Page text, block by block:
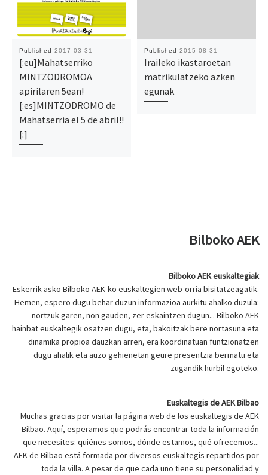
Published 2017-03-31
[:eu]Mahatserriko
MINTZODROMOA
apirilaren 5ean!
[:es]MINTZODROMO de
Mahatserria el 5 de abril!!
[:]
Published 2015-08-31
Iraileko ikastaroetan
matrikulatzeko azken
egunak
Bilboko AEK
Bilboko AEK euskaltegiak
Eskerrik asko Bilboko AEK-ko euskaltegien web-orria bisitatzeagatik.
Hemen, espero dugu behar duzun informazioa aurkitu ahalko duzula:
nortzuk garen, non gauden, zer eskaintzen dugun... Bilboko AEK
hainbat euskaltegik osatzen dugu, eta, bakoitzak bere nortasuna eta
dinamika propioa dauzkan arren, era koordinatuan funtzionatzen
dugu ahalik eta auzo gehienetan geure presentzia bermatu eta
zugandik hurbil egoteko.
Euskaltegis de AEK Bilbao
Muchas gracias por visitar la página web de los euskaltegis de AEK
Bilbao. Aquí, esperamos que podrás encontrar toda la información
que necesites: quiénes somos, dónde estamos, qué ofrecemos...
AEK de Bilbao está formada por diversos euskaltegis repartidos por
toda la villa. A pesar de que cada uno tiene su personalidad y